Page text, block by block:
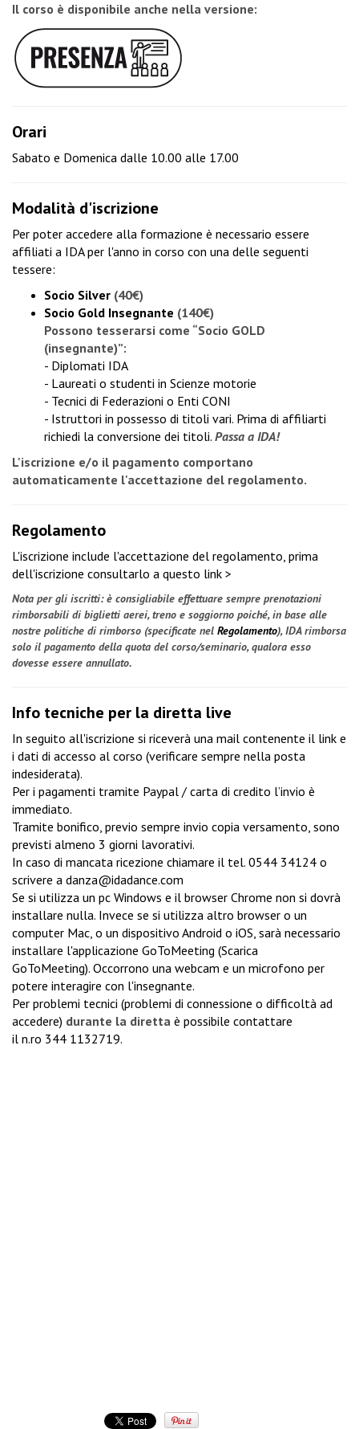
Il corso è disponibile anche nella versione:
Orari
Sabato e Domenica dalle 10.00 alle 17.00
Modalità d'iscrizione
Per poter accedere alla formazione è necessario essere
affiliati a IDA per l'anno in corso con una delle seguenti
tessere:
Socio Silver (40€)
Socio Gold Insegnante (140€)
Possono tesserarsi come “Socio GOLD
(insegnante)”:
- Diplomati IDA
- Laureati o studenti in Scienze motorie
- Tecnici di Federazioni o Enti CONI
- Istruttori in possesso di titoli vari. Prima di affiliarti
richiedi la conversione dei titoli. Passa a IDA!
L'iscrizione e/o il pagamento comportano
automaticamente l'accettazione del regolamento.
Regolamento
L'iscrizione include l'accettazione del regolamento, prima
dell'iscrizione consultarlo a questo link >
Nota per gli iscritti: è consigliabile effettuare sempre prenotazioni
rimborsabili di biglietti aerei, treno e soggiorno poiché, in base alle
nostre politiche di rimborso (specificate nel Regolamento), IDA rimborsa
solo il pagamento della quota del corso/seminario, qualora esso
dovesse essere annullato.
Info tecniche per la diretta live
In seguito all'iscrizione si riceverà una mail contenente il link e
i dati di accesso al corso (verificare sempre nella posta
indesiderata).
Per i pagamenti tramite Paypal / carta di credito l’invio è
immediato.
Tramite bonifico, previo sempre invio copia versamento, sono
previsti almeno 3 giorni lavorativi.
In caso di mancata ricezione chiamare il tel. 0544 34124 o
scrivere a danza@idadance.com
Se si utilizza un pc Windows e il browser Chrome non si dovrà
installare nulla. Invece se si utilizza altro browser o un
computer Mac, o un dispositivo Android o iOS, sarà necessario
installare l'applicazione GoToMeeting (Scarica
GoToMeeting). Occorrono una webcam e un microfono per
potere interagire con l'insegnante.
Per problemi tecnici (problemi di connessione o difficoltà ad
accedere) durante la diretta è possibile contattare
il n.ro 344 1132719.